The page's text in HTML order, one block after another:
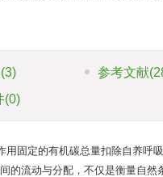
(3) 参考文献
(0)
固定的有机碳总量扣除自养呼
的流动与分配，不仅是衡量自然